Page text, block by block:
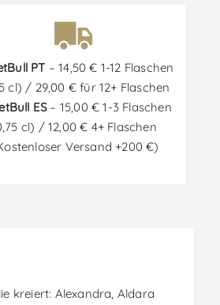
PT – 14,50 € 1-12 Flaschen
cl) / 29,00 € für 12+ Flaschen
ES– 15,00 € 1-3 Flaschen
cl) / 12,00 € 4+ Flaschen
Versand +200 €)
kreiert: Alexandra, Aldara